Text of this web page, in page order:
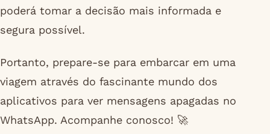
poderá tomar a decisão mais informada e
segura possível.
Portanto, prepare-se para embarcar em uma
viagem através do fascinante mundo dos
aplicativos para ver mensagens apagadas no
WhatsApp. Acompanhe conosco! 🚀